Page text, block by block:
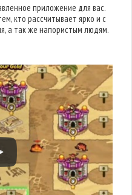
приложение для вас.
кто рассчитывает ярко и с
а так же напористым людям.